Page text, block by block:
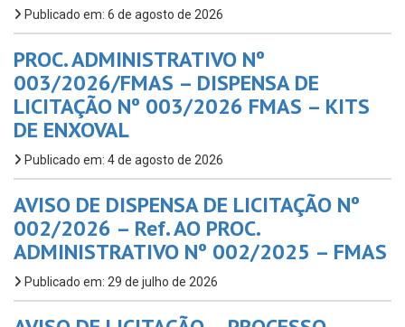
Publicado em: 6 de agosto de 2026
PROC. ADMINISTRATIVO Nº
003/2026/FMAS – DISPENSA DE
LICITAÇÃO Nº 003/2026 FMAS – KITS
DE ENXOVAL
Publicado em: 4 de agosto de 2026
AVISO DE DISPENSA DE LICITAÇÃO Nº
002/2026 – Ref. AO PROC.
ADMINISTRATIVO Nº 002/2025 – FMAS
Publicado em: 29 de julho de 2026